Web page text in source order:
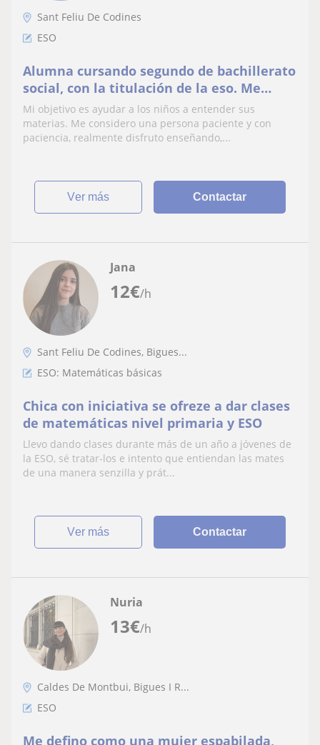
Sant Feliu De Codines
ESO
Alumna cursando segundo de bachillerato
social, con la titulación de la eso. Me
gusta enseñar y ayudar a los niños. Si
puede ser mejor niños de la ESO o
primaria
Mi objetivo es ayudar a los niños a entender sus
materias. Me considero una persona paciente y con
paciencia, realmente disfruto enseñando,...
ver más Contactar
12€/h
Jana
Sant Feliu De Codines, Bigues...
ESO: Matemáticas básicas
Chica con iniciativa se ofreze a dar clases
de matemáticas nivel primaria y ESO
Llevo dando clases durante más de un año a jóvenes de
la ESO, sé tratar-los e intento que entiendan las mates
de una manera senzilla y prát...
ver más Contactar
13€/h
Nuria
Caldes De Montbui, Bigues I R...
ESO
Me defino como una mujer espabilada,